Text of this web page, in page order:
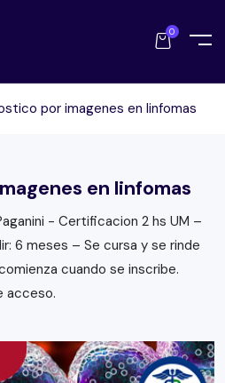
0
por imagenes en linfomas
en linfomas
- Certificacion 2 hs UM –
6 meses – Se cursa y se rinde
cuando se inscribe.
acceso.